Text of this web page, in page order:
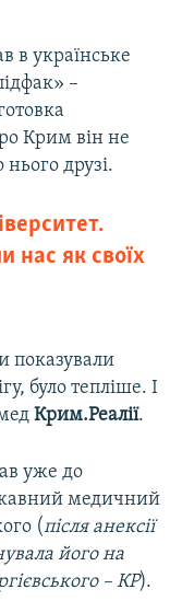
в українське
–
Крим він не
друзі.
нас як своїх
показували
було тепліше. І
Крим.Реалії.
уже до
медичний
(після анексії
його на
– КР).